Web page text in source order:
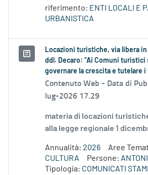
riferimento: ENTI LOCALI E
URBANISTICA
Locazioni turistiche, via libera in
ddl. Decaro: “Ai Comuni
governare la crescita e tutelare i
Contenuto Web - Data di
lug-2026 17.29
materia di locazioni
alla legge regionale 1
Annualità: 2026 Aree
CULTURA
Persone:
Tipologia: COMUNICATI